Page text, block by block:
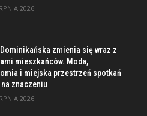
2026
zmienia się wraz z
mieszkańców. Moda,
i miejska przestrzeń spotkań
znaczeniu
2026